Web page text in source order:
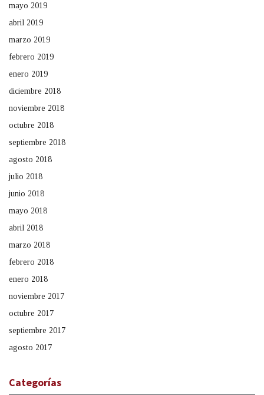
mayo 2019
abril 2019
marzo 2019
febrero 2019
enero 2019
diciembre 2018
noviembre 2018
octubre 2018
septiembre 2018
agosto 2018
julio 2018
junio 2018
mayo 2018
abril 2018
marzo 2018
febrero 2018
enero 2018
noviembre 2017
octubre 2017
septiembre 2017
agosto 2017
Categorías